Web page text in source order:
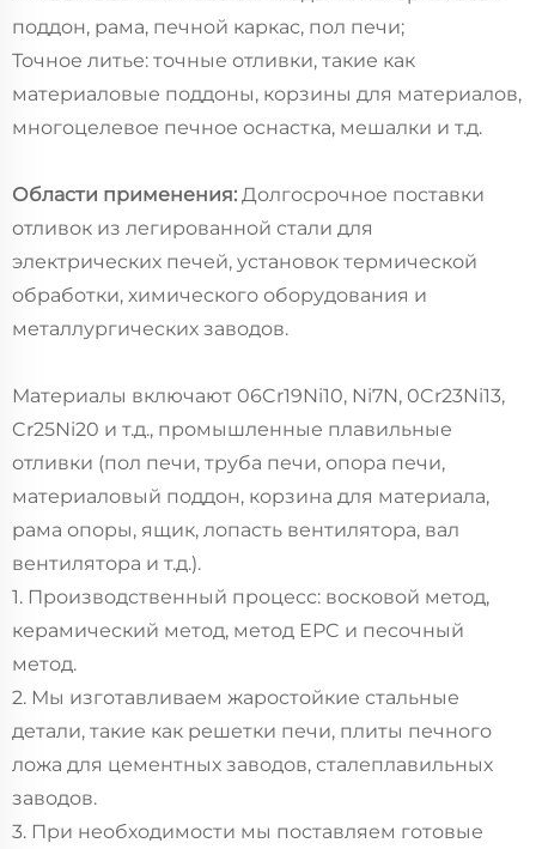
поддон, рама, печной каркас, пол печи;
Точное литье: точные отливки, такие как
материаловые поддоны, корзины для материалов,
многоцелевое печное оснастка, мешалки и т.д.
Области применения: Долгосрочное поставки
отливок из легированной стали для
электрических печей, установок термической
обработки, химического оборудования и
металлургических заводов.
Материалы включают 06Cr19Ni10, Ni7N, 0Cr23Ni13,
Cr25Ni20 и т.д., промышленные плавильные
отливки (пол печи, труба печи, опора печи,
материаловый поддон, корзина для материала,
рама опоры, ящик, лопасть вентилятора, вал
вентилятора и т.д.).
1. Производственный процесс: восковой метод,
керамический метод, метод EPC и песочный
метод.
2. Мы изготавливаем жаростойкие стальные
детали, такие как решетки печи, плиты печного
ложа для цементных заводов, сталеплавильных
заводов.
3. При необходимости мы поставляем готовые